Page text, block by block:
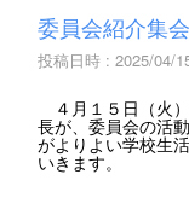
委員会紹介集会
投稿日時 : 2025/04/
４月１５日（火
長が、委員会の活
がよりよい学校生
いきます。